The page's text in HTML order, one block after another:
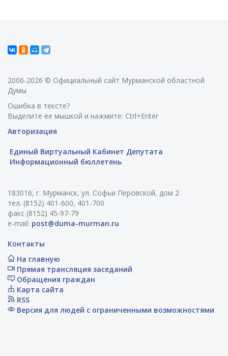
2006-2026 © Официальный сайт Мурманской областной
Думы
Ошибка в тексте?
Выделите ее мышкой и нажмите: Ctrl+Enter
Авторизация
Единый Виртуальный Кабинет Депутата
Информационный бюллетень
183016, г. Мурманск, ул. Софьи Перовской, дом 2
тел. (8152) 401-600, 401-700
факс (8152) 45-97-79
e-mail: post@duma-murman.ru
Контакты
На главную
Прямая трансляция заседаний
Обращения граждан
Карта сайта
RSS
Версия для людей с ограниченными возможностями